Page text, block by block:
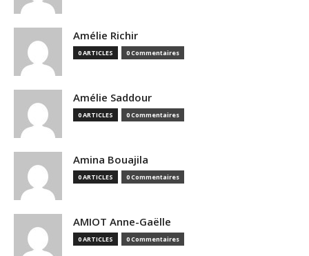
Amélie Richir
0 ARTICLES 0 Commentaires
Amélie Saddour
0 ARTICLES 0 Commentaires
Amina Bouajila
0 ARTICLES 0 Commentaires
AMIOT Anne-Gaëlle
0 ARTICLES 0 Commentaires